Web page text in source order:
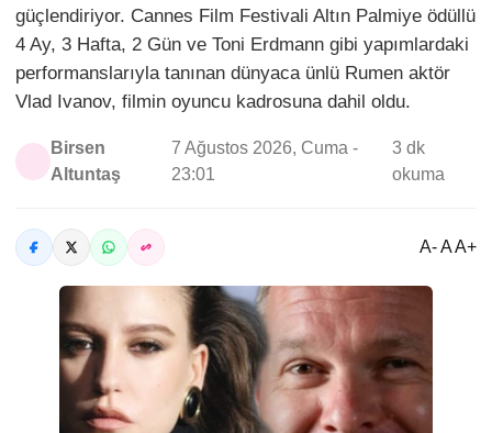
güçlendiriyor. Cannes Film Festivali Altın Palmiye ödüllü
4 Ay, 3 Hafta, 2 Gün ve Toni Erdmann gibi yapımlardaki
performanslarıyla tanınan dünyaca ünlü Rumen aktör
Vlad Ivanov, filmin oyuncu kadrosuna dahil oldu.
Birsen
Altuntaş
7 Ağustos 2026, Cuma -
23:01
3 dk
okuma
A- A A+